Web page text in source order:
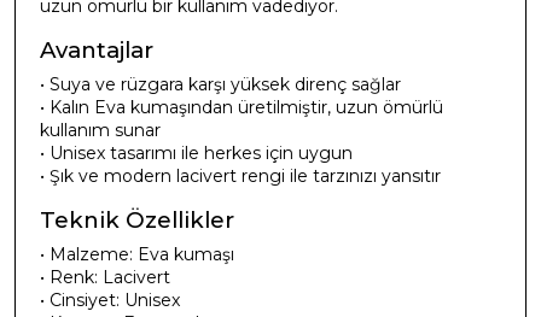
uzun ömürlü bir kullanım vadediyor.
Avantajlar
• Suya ve rüzgara karşı yüksek direnç sağlar
• Kalın Eva kumaşından üretilmiştir, uzun ömürlü
kullanım sunar
• Unisex tasarımı ile herkes için uygun
• Şık ve modern lacivert rengi ile tarzınızı yansıtır
Teknik Özellikler
• Malzeme: Eva kumaşı
• Renk: Lacivert
• Cinsiyet: Unisex